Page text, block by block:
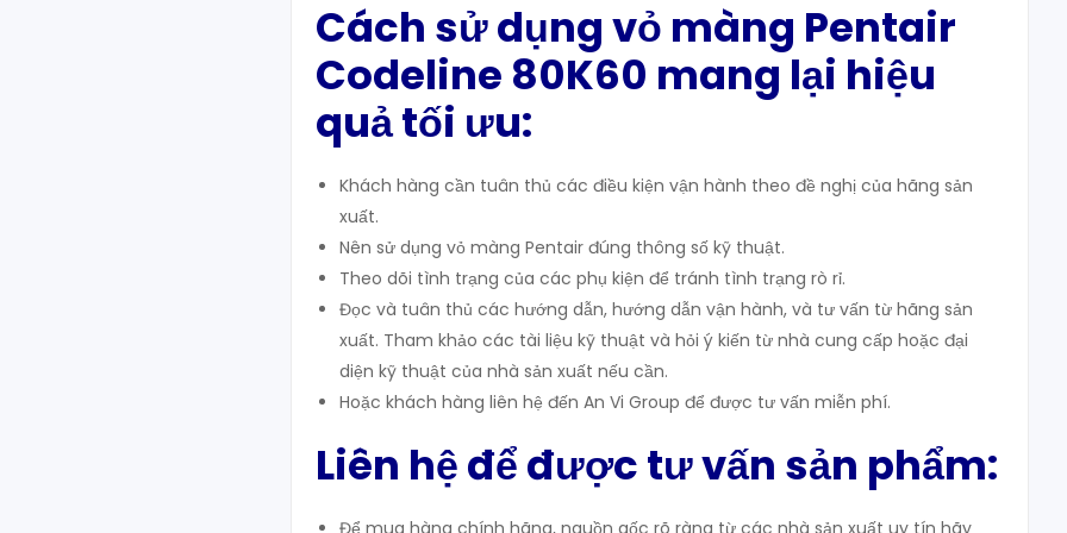
Cách sử dụng vỏ màng Pentair
Codeline 80K60 mang lại hiệu
quả tối ưu:
Khách hàng cần tuân thủ các điều kiện vận hành theo đề nghị của hãng sản
xuất.
Nên sử dụng vỏ màng Pentair đúng thông số kỹ thuật.
Theo dõi tình trạng của các phụ kiện để tránh tình trạng rò rỉ.
Đọc và tuân thủ các hướng dẫn, hướng dẫn vận hành, và tư vấn từ hãng sản
xuất. Tham khảo các tài liệu kỹ thuật và hỏi ý kiến từ nhà cung cấp hoặc đại
diện kỹ thuật của nhà sản xuất nếu cần.
Hoặc khách hàng liên hệ đến An Vi Group để được tư vấn miễn phí.
Liên hệ để được tư vấn sản phẩm: